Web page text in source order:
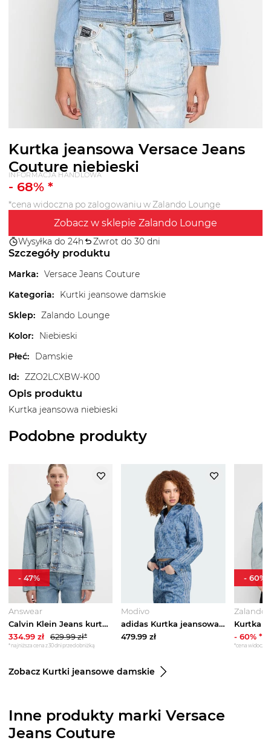
Kurtka jeansowa Versace Jeans
Couture niebieski
INFORMACJA HANDLOWA
- 68% *
*cena widoczna po zalogowaniu w Zalando Lounge
Zobacz w sklepie Zalando Lounge
Wysyłka do 24h Zwrot do 30 dni
Szczegóły produktu
Marka: Versace Jeans Couture
Kategoria:
Kurtki jeansowe damskie
Sklep: Zalando Lounge
Kolor:
Niebieski
Płeć:
Damskie
Id: ZZO2LCXBW-K00
Opis produktu
Kurtka jeansowa niebieski
Podobne produkty
Answear
Calvin Klein Jeans kurtka jeansowa niebieski
334.99 zł 629.99zł*
*najniższa cena z 30 dni przed obniżką
- 47%
Modivo
adidas Kurtka jeansowa Liberty London Firebird Denim Tracktop KR6674 Niebieski Regular Fit
479.99 zł
Zalando
- 60% *
- 60%
Zobacz Kurtki jeansowe damskie
Inne produkty marki Versace
Jeans Couture